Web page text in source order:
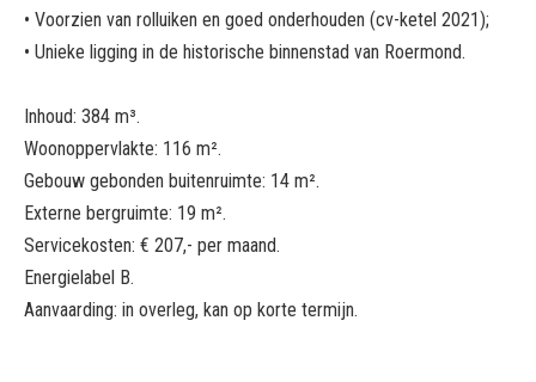
• Voorzien van rolluiken en goed onderhouden (cv-ketel 2021);
• Unieke ligging in de historische binnenstad van Roermond.
Inhoud: 384 m³.
Woonoppervlakte: 116 m².
Gebouw gebonden buitenruimte: 14 m².
Externe bergruimte: 19 m².
Servicekosten: € 207,- per maand.
Energielabel B.
Aanvaarding: in overleg, kan op korte termijn.